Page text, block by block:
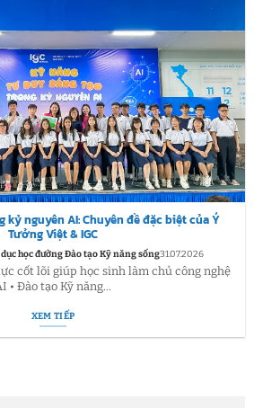
kỷ nguyên AI: Chuyên đề đặc biệt của Ý
Tưởng Việt & IGC
học đường Đào tạo Kỹ năng sống31.07.2026
cốt lõi giúp học sinh làm chủ công nghệ
• Đào tạo Kỹ năng...
XEM TIẾP